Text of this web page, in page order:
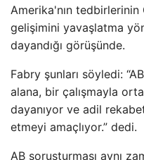
Amerika'nın
gelişimini yavaşlatma
dayandığı görüşünde.
Fabry şunları söyledi:
alana, bir çalışmayla
dayanıyor ve adil
etmeyi amaçlıyor.” dedi.
AB soruşturması aynı